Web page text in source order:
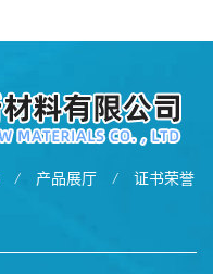
/ 产品展厅 / 证书荣誉